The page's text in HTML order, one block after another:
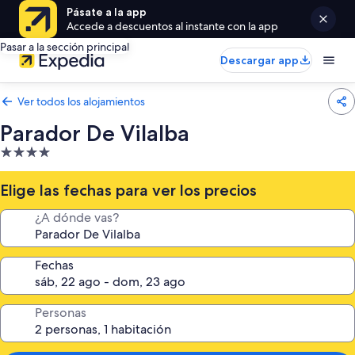
Pásate a la app
Accede a descuentos al instante con la app
Pasar a la sección principal
Descargar app
Ver todos los alojamientos
Parador De Vilalba
Alojamiento
de
4.0 estrellas
Elige las fechas para ver los precios
¿A dónde vas?
Fechas
Personas